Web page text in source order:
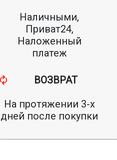
Наличными,
Приват24,
Наложенный
платеж
ВОЗВРАТ
На протяжении 3-х
дней после покупки